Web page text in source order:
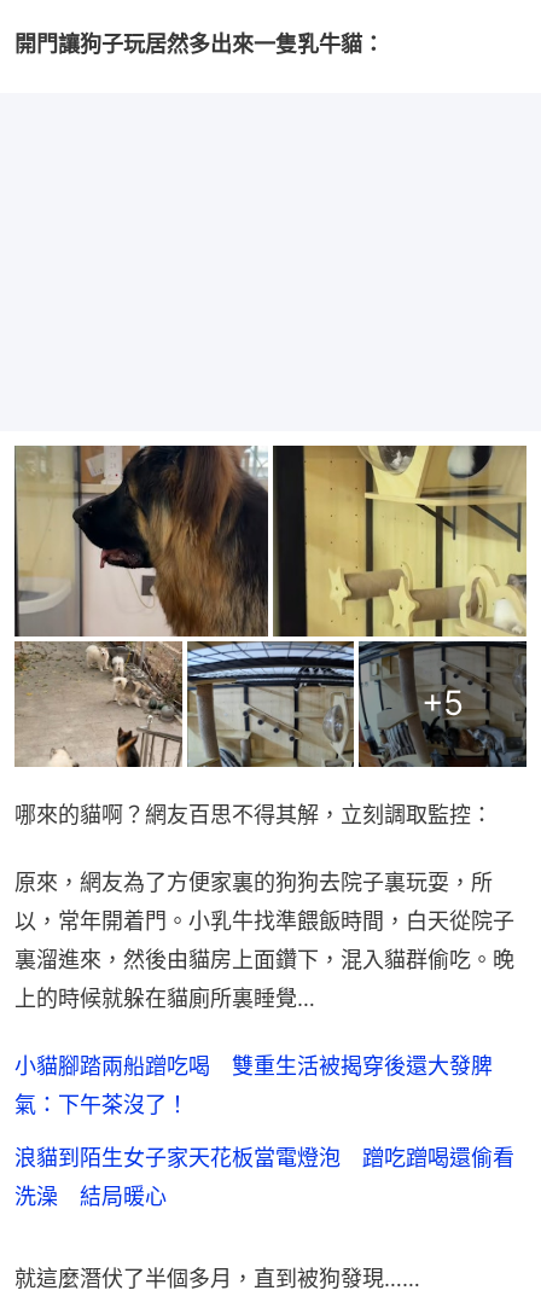
開門讓狗子玩居然多出來一隻乳牛貓：
+5
哪來的貓啊？網友百思不得其解，立刻調取監控：
原來，網友為了方便家裏的狗狗去院子裏玩耍，所
以，常年開着門。小乳牛找準餵飯時間，白天從院子
裏溜進來，然後由貓房上面鑽下，混入貓群偷吃。晚
上的時候就躲在貓廁所裏睡覺…
小貓腳踏兩船蹭吃喝 雙重生活被揭穿後還大發脾
氣：下午茶沒了！
浪貓到陌生女子家天花板當電燈泡 蹭吃蹭喝還偷看
洗澡 結局暖心
就這麼潛伏了半個多月，直到被狗發現……